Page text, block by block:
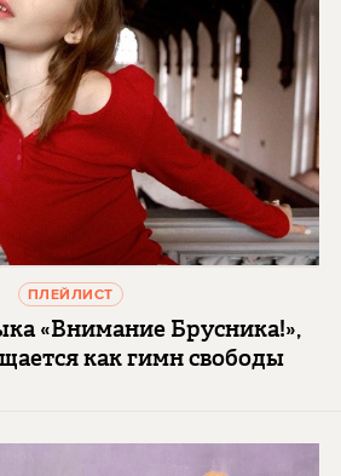
ПЛЕЙЛИСТ
«Внимание Брусника!»,
как гимн свободы